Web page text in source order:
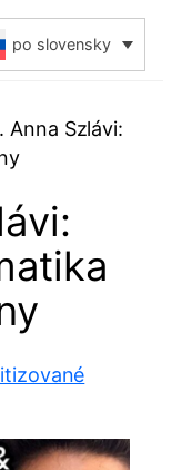
po slovensky
Anna Szlávi: